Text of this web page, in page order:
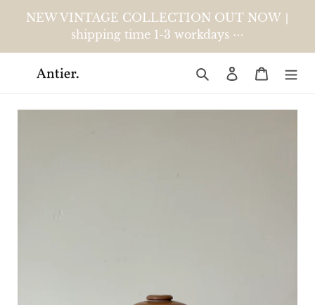
content
NEW VINTAGE COLLECTION OUT NOW ∣
shipping time 1-3 workdays ⋯
ZoekenAanmelden